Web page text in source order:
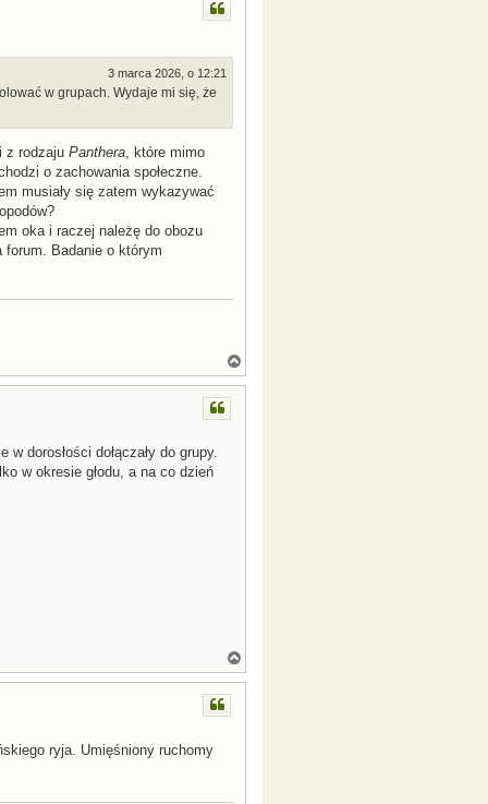
3 marca 2026, o 12:21
w grupach. Wydaje mi się, że
z rodzaju Panthera, które mimo
o zachowania społeczne.
musiały się zatem wykazywać
oka i raczej należę do obozu
forum. Badanie o którym
a
g
dorosłości dołączały do grupy.
w okresie głodu, a na co dzień
a
g
ryja. Umięśniony ruchomy